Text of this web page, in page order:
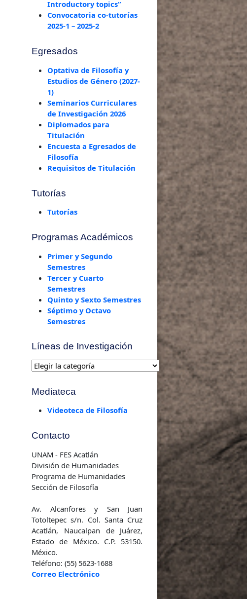
Introductory topics”
Convocatoria co-tutorías
2025-1 – 2025-2
Egresados
Optativa de Filosofía y
Estudios de Género (2027-
1)
Seminarios Curriculares
de Investigación 2026
Diplomados para
Titulación
Encuesta a Egresados de
Filosofía
Requisitos de Titulación
Tutorías
Tutorías
Programas Académicos
Primer y Segundo
Semestres
Tercer y Cuarto
Semestres
Quinto y Sexto Semestres
Séptimo y Octavo
Semestres
Líneas de Investigación
Líneas
Investigación
Mediateca
Videoteca de Filosofía
Contacto
UNAM - FES Acatlán
División de Humanidades
Programa de Humanidades
Sección de Filosofía
Av. Alcanfores y San Juan
Totoltepec s/n. Col. Santa Cruz
Acatlán, Naucalpan de Juárez,
Estado de México. C.P. 53150.
México.
Teléfono: (55) 5623-1688
Correo Electrónico